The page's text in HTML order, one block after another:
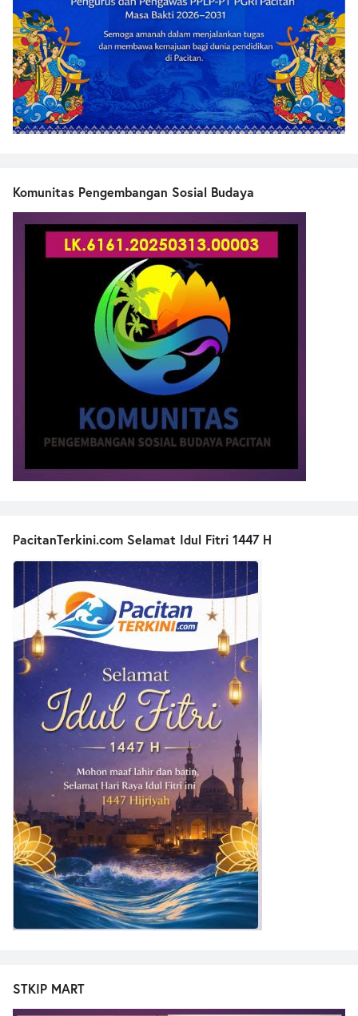
Komunitas Pengembangan Sosial Budaya
PacitanTerkini.com Selamat Idul Fitri 1447 H
STKIP MART